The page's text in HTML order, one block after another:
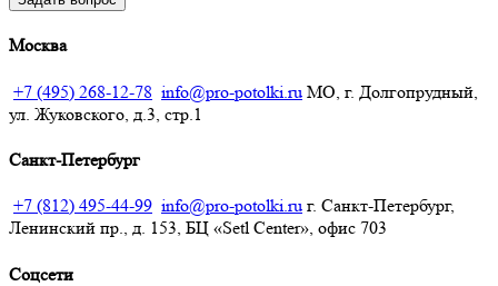
Москва
+7 (495) 268-12-78 info@pro-potolki.ru МО, г. Долгопрудный,
ул. Жуковского, д.3, стр.1
Санкт-Петербург
+7 (812) 495-44-99 info@pro-potolki.ru г. Санкт-Петербург,
Ленинский пр., д. 153, БЦ «Setl Center», офис 703
Соцсети